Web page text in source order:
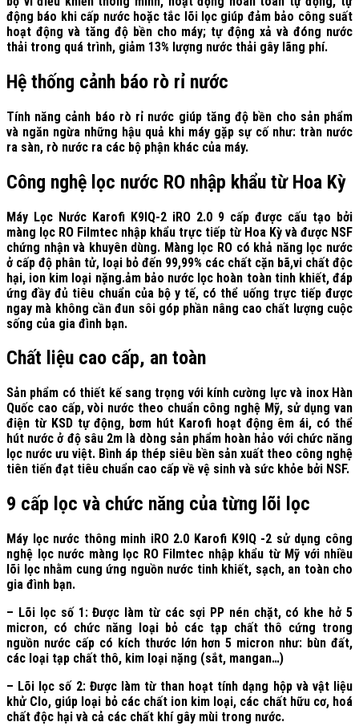
động báo khi cấp nước hoặc tắc lõi lọc giúp đảm bảo công suất
hoạt động và tăng độ bền cho máy; tự động xả và đóng nước
thải trong quá trình, giảm 13% lượng nước thải gây lãng phí.
Hệ thống cảnh báo rò rỉ nước
Tính năng cảnh báo rò rỉ nước giúp tăng độ bền cho sản phẩm
và ngăn ngừa những hậu quả khi máy gặp sự cố như: tràn nước
ra sàn, rò nước ra các bộ phận khác của máy.
Công nghệ lọc nước RO nhập khẩu từ Hoa Kỳ
Máy Lọc Nước Karofi K9IQ-2 iRO 2.0 9 cấp được cấu tạo bởi
màng lọc RO Filmtec nhập khẩu trực tiếp từ Hoa Kỳ và được NSF
chứng nhận và khuyên dùng. Màng lọc RO có khả năng lọc nước
ở cấp độ phân tử, loại bỏ đến 99,99% các chất cặn bã,vi chất độc
hại, ion kim loại nặng.ảm bảo nước lọc hoàn toàn tinh khiết, đáp
ứng đầy đủ tiêu chuẩn của bộ y tế, có thể uống trực tiếp được
ngay mà không cần đun sôi góp phần nâng cao chất lượng cuộc
sống của gia đình bạn.
Chất liệu cao cấp, an toàn
Sản phẩm có thiết kế sang trọng với kính cường lực và inox Hàn
Quốc cao cấp, vòi nước theo chuẩn công nghệ Mỹ, sử dụng van
điện từ KSD tự động, bơm hút Karofi hoạt động êm ái, có thể
hút nước ở độ sâu 2m là dòng sản phẩm hoàn hảo với chức năng
lọc nước ưu việt. Bình áp thép siêu bền sản xuất theo công nghệ
tiên tiến đạt tiêu chuẩn cao cấp về vệ sinh và sức khỏe bởi NSF.
9 cấp lọc và chức năng của từng lõi lọc
Máy lọc nước thông minh iRO 2.0 Karofi K9IQ -2 sử dụng công
nghệ lọc nước màng lọc RO Filmtec nhập khẩu từ Mỹ với nhiều
lõi lọc nhằm cung ứng nguồn nước tinh khiết, sạch, an toàn cho
gia đình bạn.
– Lõi lọc số 1: Được làm từ các sợi PP nén chặt, có khe hở 5
micron, có chức năng loại bỏ các tạp chất thô cứng trong
nguồn nước cấp có kích thước lớn hơn 5 micron như: bùn đất,
các loại tạp chất thô, kim loại nặng (sắt, mangan…)
– Lõi lọc số 2: Được làm từ than hoạt tính dạng hộp và vật liệu
khử Clo, giúp loại bỏ các chất ion kim loại, các chất hữu cơ, hoá
chất độc hại và cả các chất khí gây mùi trong nước.